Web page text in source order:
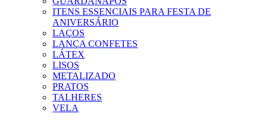
ITENS ESSENCIAIS PARA FESTA DE
ANIVERSÁRIO
LAÇOS
LANÇA CONFETES
LÁTEX
LISOS
METALIZADO
PRATOS
TALHERES
VELA